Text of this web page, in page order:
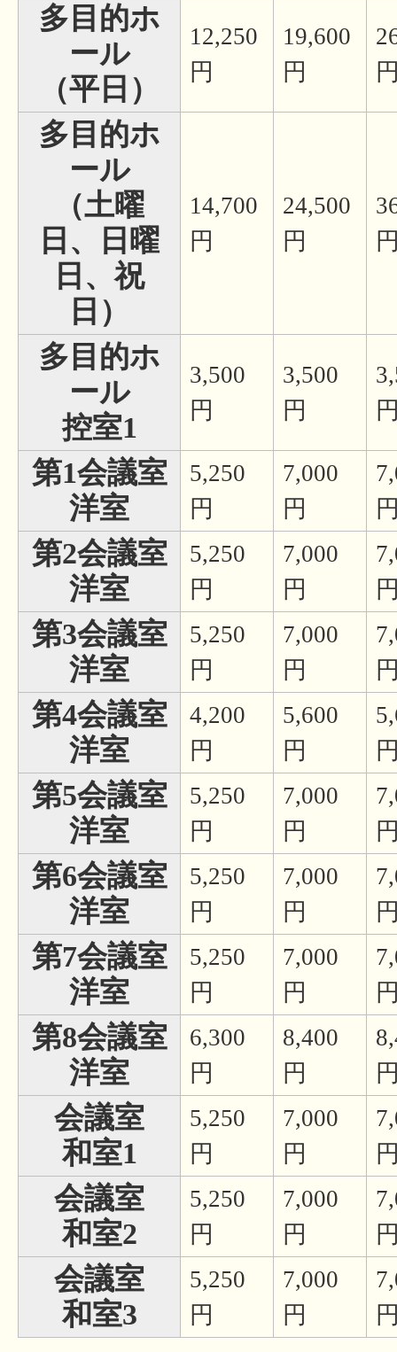
多目的ホ
ール
（平日）
12,250
円
19,600
円
多目的ホ
ール
（土曜
日、日曜
日、祝
日）
14,700
円
24,500
円
多目的ホ
ール
控室1
3,500
円
3,500
円
第1会議室
洋室
5,250
円
7,000
円
第2会議室
洋室
5,250
円
7,000
円
第3会議室
洋室
5,250
円
7,000
円
第4会議室
洋室
4,200
円
5,600
円
第5会議室
洋室
5,250
円
7,000
円
第6会議室
洋室
5,250
円
7,000
円
第7会議室
洋室
5,250
円
7,000
円
第8会議室
洋室
6,300
円
8,400
円
会議室
和室1
5,250
円
7,000
円
会議室
和室2
5,250
円
7,000
円
会議室
和室3
5,250
円
7,000
円